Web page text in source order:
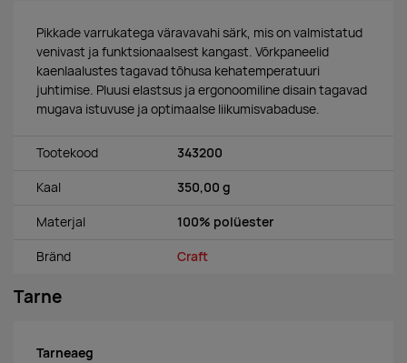
Pikkade varrukatega väravavahi särk, mis on valmistatud
venivast ja funktsionaalsest kangast. Võrkpaneelid
kaenlaalustes tagavad tõhusa kehatemperatuuri
juhtimise. Pluusi elastsus ja ergonoomiline disain tagavad
mugava istuvuse ja optimaalse liikumisvabaduse.
Tootekood 343200
Kaal 350,00 g
Materjal 100% polüester
Bränd Craft
Tarne
Tarneaeg